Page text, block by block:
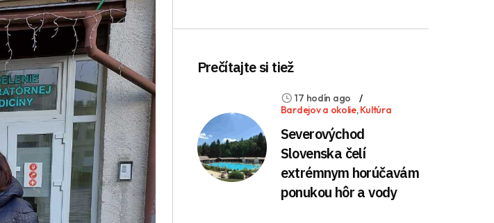
Prečítajte si tiež
17 hodín ago
Bardejov a okolie,Kultúra
Severovýchod
Slovenska čelí
extrémnym horúčavám
ponukou hôr a vody